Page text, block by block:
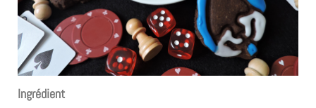
Ingrédient